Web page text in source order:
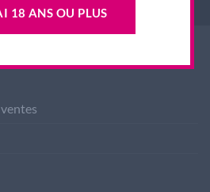
18 ANS OU PLUS